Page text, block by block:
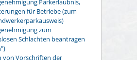
für Betriebe (zum
zum
Schlachten beantragen
von Vorschriften der